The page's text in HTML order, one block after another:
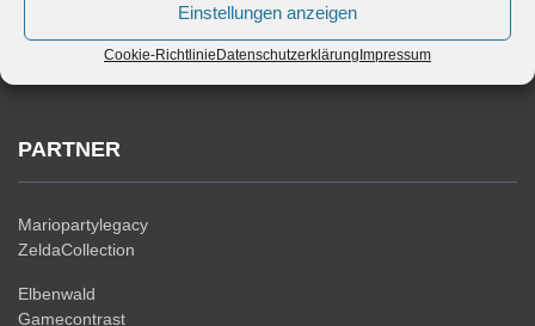
Einstellungen anzeigen
Cookie-RichtlinieDatenschutzerklärungImpressum
PARTNER
Mariopartylegacy
ZeldaCollection
Elbenwald
Gamecontrast